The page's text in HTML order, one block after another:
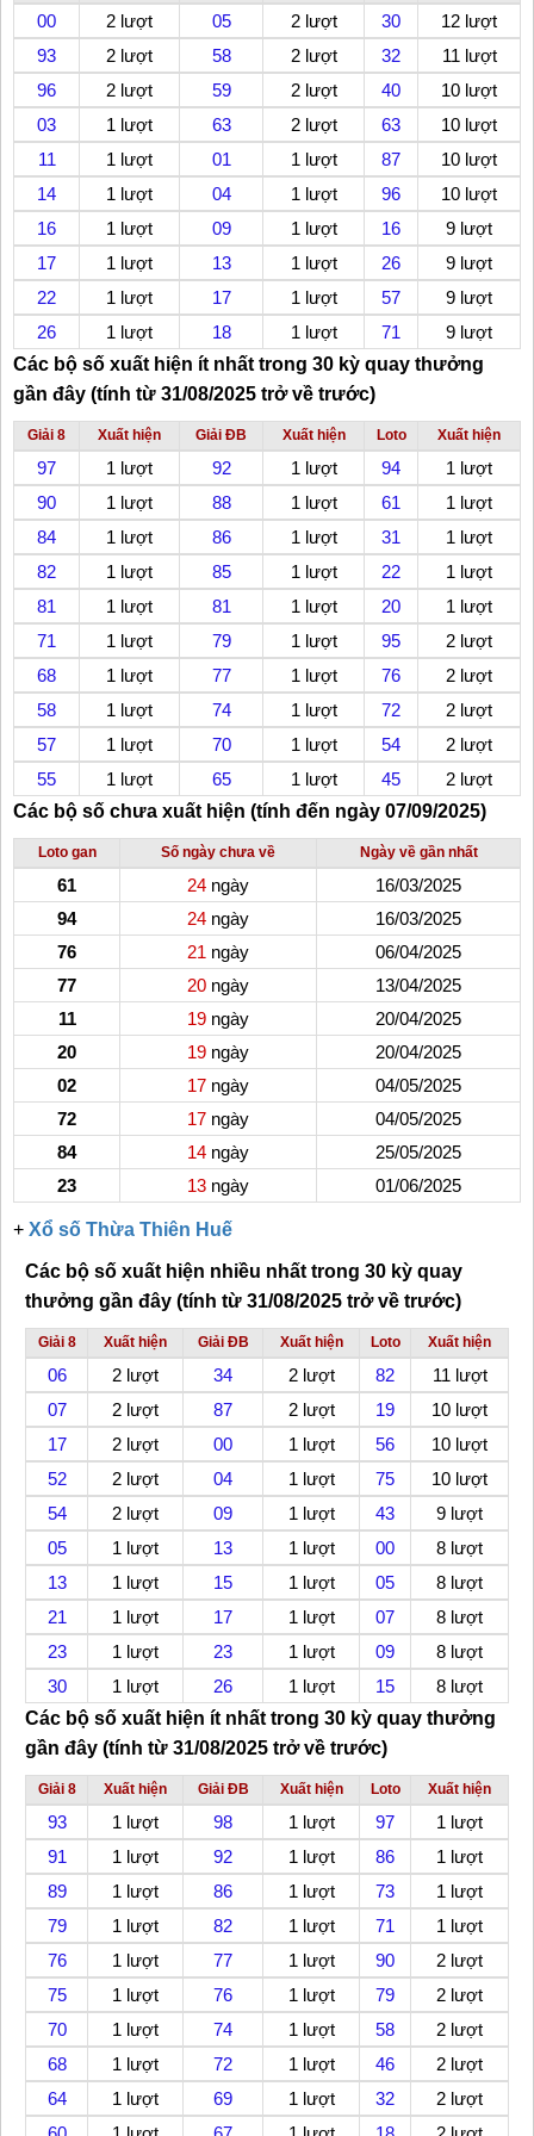
00 2 lượt 05 2 lượt 30
12 lượt
93
2 lượt 58 2 lượt 32
11 lượt
96
2 lượt 59 2 lượt 40
10 lượt
03
1 lượt 63 2 lượt 63
10 lượt
11
1 lượt 01 1 lượt 87
10 lượt
14
1 lượt 04 1 lượt 96
10 lượt
16
1 lượt 09 1 lượt 16
9 lượt
17
1 lượt 13 1 lượt 26
9 lượt
22
1 lượt 17 1 lượt 57
9 lượt
26
1 lượt 18 1 lượt 71
9 lượt
Các bộ số xuất hiện ít nhất trong 30 kỳ quay thưởng
gần đây (tính từ 31/08/2025 trở về trước)
Giải 8 Xuất hiện Giải ĐB Xuất hiện Loto Xuất hiện
97 1 lượt 92 1 lượt 94
1 lượt
90
1 lượt 88 1 lượt 61
1 lượt
84
1 lượt 86 1 lượt 31
1 lượt
82
1 lượt 85 1 lượt 22
1 lượt
81
1 lượt 81 1 lượt 20
1 lượt
71
1 lượt 79 1 lượt 95
2 lượt
68
1 lượt 77 1 lượt 76
2 lượt
58
1 lượt 74 1 lượt 72
2 lượt
57
1 lượt 70 1 lượt 54
2 lượt
55
1 lượt 65 1 lượt 45
2 lượt
Các bộ số chưa xuất hiện (tính đến ngày 07/09/2025)
Loto gan Số ngày chưa về Ngày về gần nhất
61 24 ngày
16/03/2025
94
24 ngày
16/03/2025
76
21 ngày
06/04/2025
77
20 ngày
13/04/2025
11
19 ngày
20/04/2025
20
19 ngày
20/04/2025
02
17 ngày
04/05/2025
72
17 ngày
04/05/2025
84
14 ngày
25/05/2025
23
13 ngày 01/06/2025
+ Xổ số Thừa Thiên Huế
Các bộ số xuất hiện nhiều nhất trong 30 kỳ quay
thưởng gần đây (tính từ 31/08/2025 trở về trước)
Giải 8 Xuất hiện Giải ĐB Xuất hiện Loto Xuất hiện
06 2 lượt 34 2 lượt 82
11 lượt
07
2 lượt 87 2 lượt 19
10 lượt
17
2 lượt 00 1 lượt 56
10 lượt
52
2 lượt 04 1 lượt 75
10 lượt
54
2 lượt 09 1 lượt 43
9 lượt
05
1 lượt 13 1 lượt 00
8 lượt
13
1 lượt 15 1 lượt 05
8 lượt
21
1 lượt 17 1 lượt 07
8 lượt
23
1 lượt 23 1 lượt 09
8 lượt
30
1 lượt 26 1 lượt 15
8 lượt
Các bộ số xuất hiện ít nhất trong 30 kỳ quay thưởng
gần đây (tính từ 31/08/2025 trở về trước)
Giải 8 Xuất hiện Giải ĐB Xuất hiện Loto Xuất hiện
93 1 lượt 98 1 lượt 97
1 lượt
91
1 lượt 92 1 lượt 86
1 lượt
89
1 lượt 86 1 lượt 73
1 lượt
79
1 lượt 82 1 lượt 71
1 lượt
76
1 lượt 77 1 lượt 90
2 lượt
75
1 lượt 76 1 lượt 79
2 lượt
70
1 lượt 74 1 lượt 58
2 lượt
68
1 lượt 72 1 lượt 46
2 lượt
64
1 lượt 69 1 lượt 32
2 lượt